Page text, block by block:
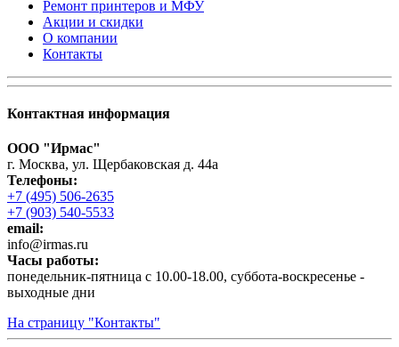
Ремонт принтеров и МФУ
Акции и скидки
О компании
Контакты
Контактная информация
ООО "Ирмас"
г. Москва, ул. Щербаковская д. 44а
Телефоны:
+7 (495) 506-2635
+7 (903) 540-5533
email:
infо@irmas.ru
Часы работы:
понедельник-пятница с 10.00-18.00, суббота-воскресенье -
выходные дни
На страницу "Контакты"